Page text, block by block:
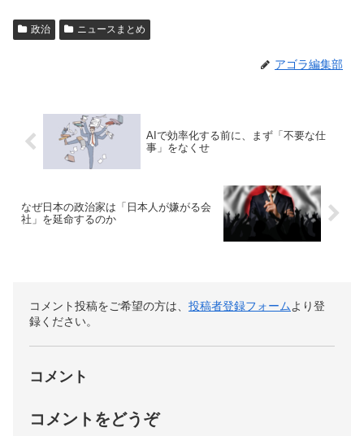
政治 ニュースまとめ
アゴラ編集部
AIで効率化する前に、まず「不要な仕
事」をなくせ
なぜ日本の政治家は「日本人が嫌がる会
社」を延命するのか
コメント投稿をご希望の方は、 投稿者登録フォーム より登
録ください。
コメント
コメントをどうぞ